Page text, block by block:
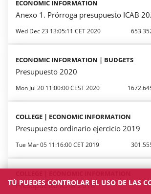
ECONOMIC INFORMATION
Anexo 1. Prórroga presupuesto ICAB
Wed Dec 23 13:05:11 CET 2020
ECONOMIC INFORMATION | BUDGETS
Presupuesto 2020
Mon Jul 20 11:00:00 CEST 2020
COLLEGE | ECONOMIC INFORMATION
Presupuesto ordinario ejercicio 2019
Tue Mar 05 11:16:00 CET 2019
Presupuesto ICAB 2018
TÚ PUEDES CONTROLAR EL USO DE LAS